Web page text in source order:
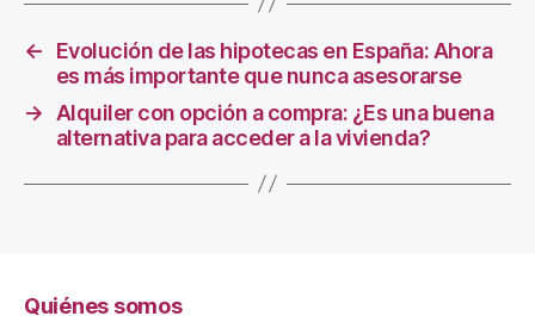
←
Evolución de las hipotecas en España: Ahora
es más importante que nunca asesorarse
→
Alquiler con opción a compra: ¿Es una buena
alternativa para acceder a la vivienda?
Quiénes somos